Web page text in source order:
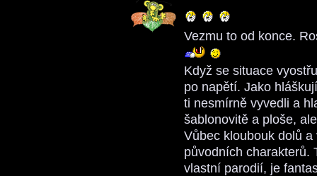
Vezmu to od konce.
Když se situace
po napětí. Jako
ti nesmírně vyvedli a
šablonovitě a ploše,
Vůbec kloubouk dolů
původních charakterů.
vlastní parodií, je